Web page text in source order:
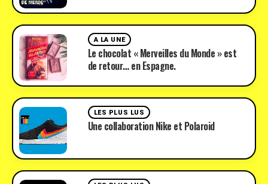
A LA UNE
Le chocolat « Merveilles du Monde » est
de retour… en Espagne.
LES PLUS LUS
Une collaboration Nike et Polaroid